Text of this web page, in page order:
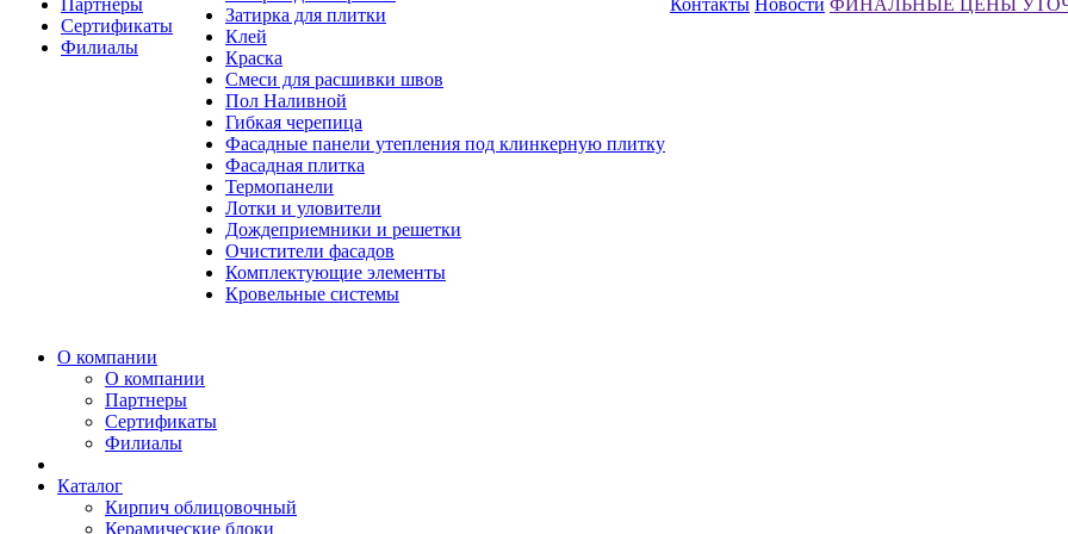
Партнеры
Сертификаты
Филиалы
Затирка для плитки
Клей
Краска
Смеси для расшивки швов
Пол Наливной
Гибкая черепица
Фасадные панели утепления под клинкерную плитку
Фасадная плитка
Термопанели
Лотки и уловители
Дождеприемники и решетки
Очистители фасадов
Комплектующие элементы
Кровельные системы
Контакты Новости ФИНАЛЬНЫЕ ЦЕНЫ
О компании
О компании
Партнеры
Сертификаты
Филиалы
Каталог
Кирпич облицовочный
Керамические блоки